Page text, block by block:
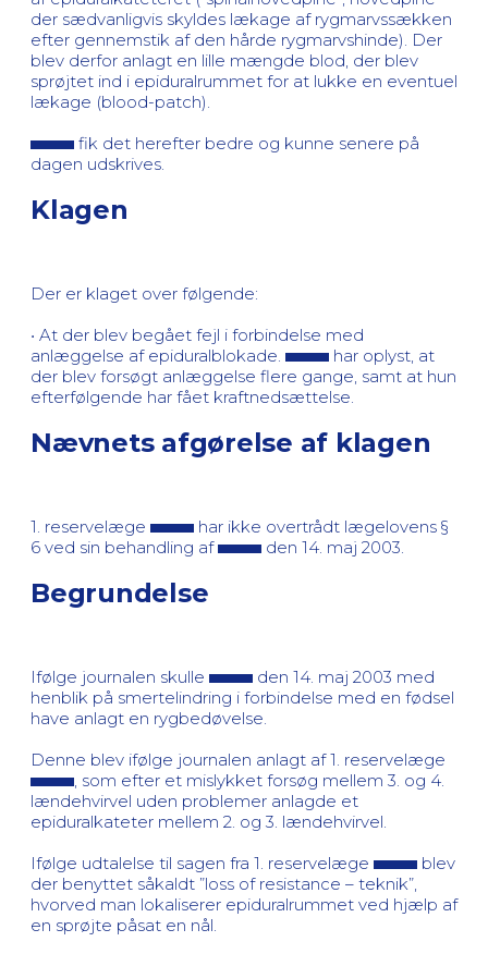
der sædvanligvis skyldes lækage af rygmarvssækken
efter gennemstik af den hårde rygmarvshinde). Der
blev derfor anlagt en lille mængde blod, der blev
sprøjtet ind i epiduralrummet for at lukke en eventuel
lækage (blood-patch).
fik det herefter bedre og kunne senere på
dagen udskrives.
Klagen
Der er klaget over følgende:
• At der blev begået fejl i forbindelse med
anlæggelse af epiduralblokade.
har oplyst, at
der blev forsøgt anlæggelse flere gange, samt at hun
efterfølgende har fået kraftnedsættelse.
Nævnets afgørelse af klagen
1. reservelæge
har ikke overtrådt lægelovens §
6 ved sin behandling af
den 14. maj 2003.
Begrundelse
Ifølge journalen skulle
den 14. maj 2003 med
henblik på smertelindring i forbindelse med en fødsel
have anlagt en rygbedøvelse.
Denne blev ifølge journalen anlagt af 1. reservelæge
, som efter et mislykket forsøg mellem 3. og 4.
lændehvirvel uden problemer anlagde et
epiduralkateter mellem 2. og 3. lændehvirvel.
Ifølge udtalelse til sagen fra 1. reservelæge
blev
der benyttet såkaldt ”loss of resistance – teknik”,
hvorved man lokaliserer epiduralrummet ved hjælp af
en sprøjte påsat en nål.